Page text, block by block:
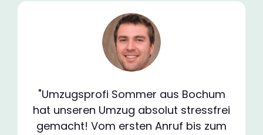
"Umzugsprofi Sommer aus Bochum
hat unseren Umzug absolut stressfrei
gemacht! Vom ersten Anruf bis zum